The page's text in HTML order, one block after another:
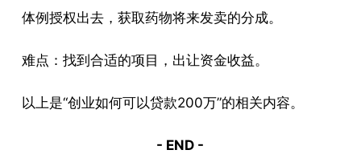
体例授权出去，获取药物将来发卖的分成。
难点：找到合适的项目，出让资金收益。
以上是“创业如何可以贷款200万”的相关内容。
- END -